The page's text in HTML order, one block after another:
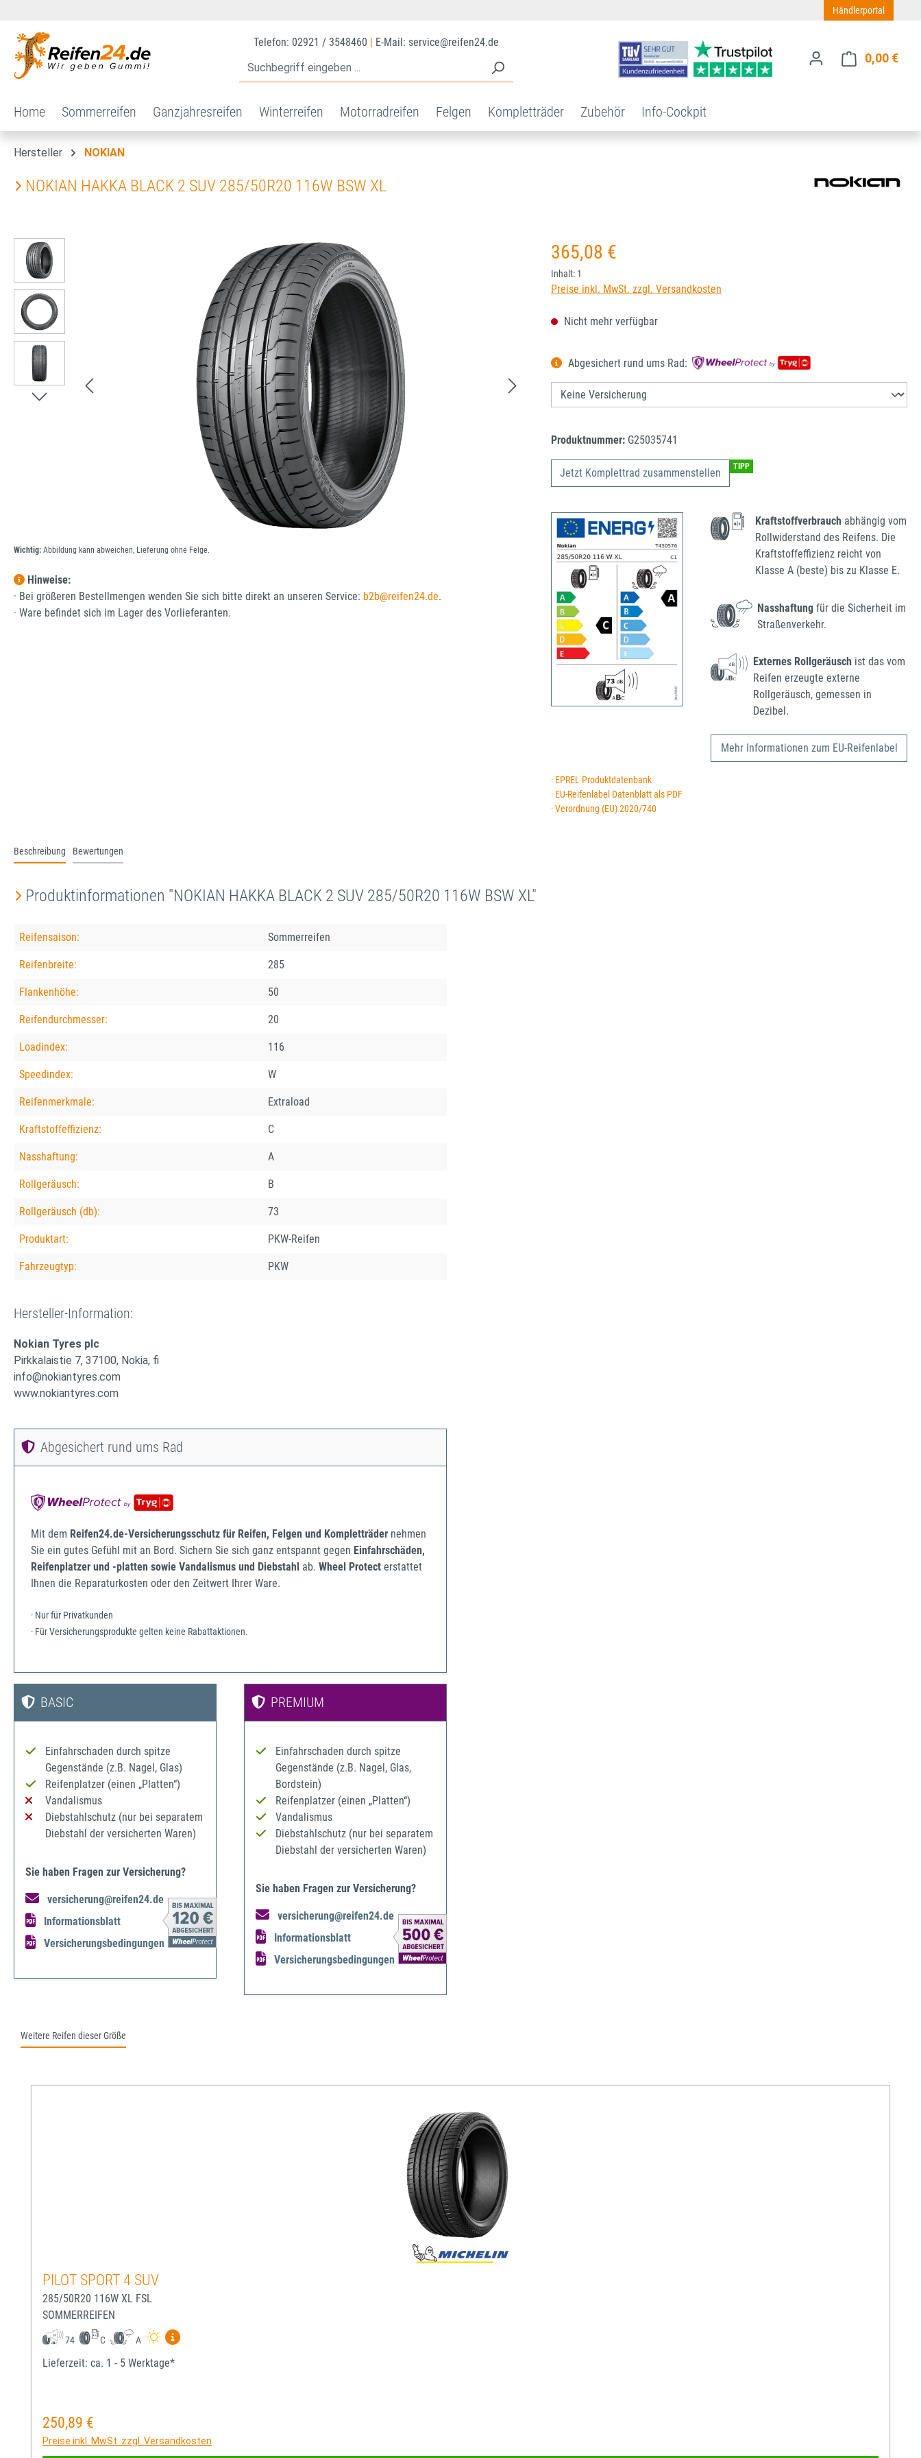
Händlerportal
Telefon: 02921 / 3548460 E-Mail: service@reifen24.de
0,00 €
Home Sommerreifen Ganzjahresreifen Winterreifen Motorradreifen Felgen Kompletträder Zubehör Info-Cockpit
Hersteller NOKIAN
NOKIAN HAKKA BLACK 2 SUV 285/50R20 116W BSW XL
Bildergalerie überspringen
Wichtig: Abbildung kann abweichen, Lieferung ohne Felge.
Hinweise:
· Bei größeren Bestellmengen wenden Sie sich bitte direkt an unseren Service: b2b@reifen24.de.
· Ware befindet sich im Lager des Vorlieferanten.
Regulärer Preis:
365,08 €
Inhalt: 1
Preise inkl. MwSt. zzgl. Versandkosten
Nicht mehr verfügbar
Abgesichert rund ums Rad:
Produktnummer: G25035741
Jetzt Komplettrad zusammenstellen TIPP
Kraftstoffverbrauch abhängig vom
Rollwiderstand des Reifens. Die
Kraftstoffeffizienz reicht von
Klasse A (beste) bis zu Klasse E.
Nasshaftung für die Sicherheit im
Straßenverkehr.
Externes Rollgeräusch ist das vom
Reifen erzeugte externe
Rollgeräusch, gemessen in
Dezibel.
Mehr Informationen zum EU-Reifenlabel
· EPREL Produktdatenbank
· EU-Reifenlabel Datenblatt als PDF
· Verordnung (EU) 2020/740
Beschreibung Bewertungen
Produktinformationen "NOKIAN HAKKA BLACK 2 SUV 285/50R20 116W BSW XL"
Reifensaison: Sommerreifen
Reifenbreite: 285
Flankenhöhe: 50
Reifendurchmesser: 20
Loadindex: 116
Speedindex: W
Reifenmerkmale: Extraload
Kraftstoffeffizienz: C
Nasshaftung: A
Rollgeräusch: B
Rollgeräusch (db): 73
Produktart: PKW-Reifen
Fahrzeugtyp: PKW
Hersteller-Information:
Nokian Tyres plc
Pirkkalaistie 7, 37100, Nokia, fi
info@nokiantyres.com
www.nokiantyres.com
Abgesichert rund ums Rad
Mit dem Reifen24.de-Versicherungsschutz für Reifen, Felgen und Kompletträder nehmen
Sie ein gutes Gefühl mit an Bord. Sichern Sie sich ganz entspannt gegen Einfahrschäden,
Reifenplatzer und -platten sowie Vandalismus und Diebstahl ab. Wheel Protect erstattet
Ihnen die Reparaturkosten oder den Zeitwert Ihrer Ware.
· Nur für Privatkunden
· Für Versicherungsprodukte gelten keine Rabattaktionen.
BASIC
Einfahrschaden durch spitze
Gegenstände (z.B. Nagel, Glas)
Reifenplatzer (einen „Platten“)
Vandalismus
Diebstahlschutz (nur bei separatem
Diebstahl der versicherten Waren)
Sie haben Fragen zur Versicherung?
versicherung@reifen24.de
Informationsblatt
Versicherungsbedingungen
PREMIUM
Einfahrschaden durch spitze
Gegenstände (z.B. Nagel, Glas,
Bordstein)
Reifenplatzer (einen „Platten“)
Vandalismus
Diebstahlschutz (nur bei separatem
Diebstahl der versicherten Waren)
Sie haben Fragen zur Versicherung?
versicherung@reifen24.de
Informationsblatt
Versicherungsbedingungen
Weitere Reifen dieser Größe
PILOT SPORT 4 SUV
285/50R20 116W XL FSL
SOMMERREIFEN
74 C A
Mehr Informationen zum EU-Reifenlabel anzeigen
Lieferzeit: ca. 1 - 5 Werktage*
Regulärer Preis:
250,89 €
Preise inkl. MwSt. zzgl. Versandkosten